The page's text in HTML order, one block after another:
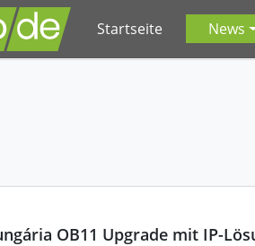
Startseite News
OB11 Upgrade mit IP-